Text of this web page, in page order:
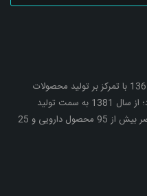
شرکت ایران ناژو (سهامي خاص) در سال 1361 با تمرکز بر تولید محصولات
بهداشتی و آرایشی فعالیت خود را آغاز نمود؛ از سال 1381 به سمت تولید
محصولات دارویی پیش رفت و در حال حاضر بیش از 95 محصول دارویی و 25